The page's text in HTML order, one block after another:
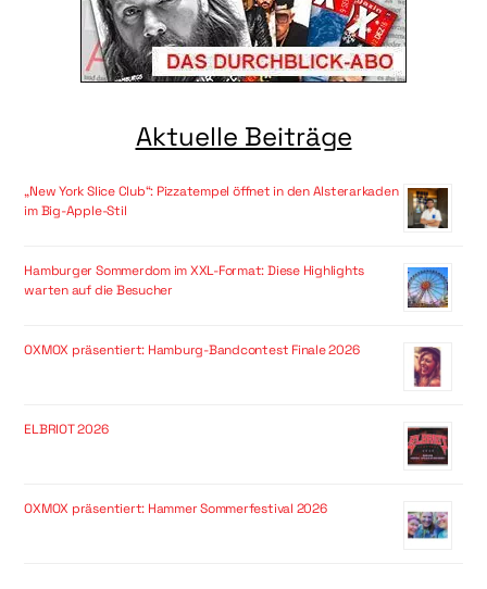
Aktuelle Beiträge
„New York Slice Club“: Pizzatempel öffnet in den Alsterarkaden
im Big-Apple-Stil
Hamburger Sommerdom im XXL-Format: Diese Highlights
warten auf die Besucher
OXMOX präsentiert: Hamburg-Bandcontest Finale 2026
ELBRIOT 2026
OXMOX präsentiert: Hammer Sommerfestival 2026